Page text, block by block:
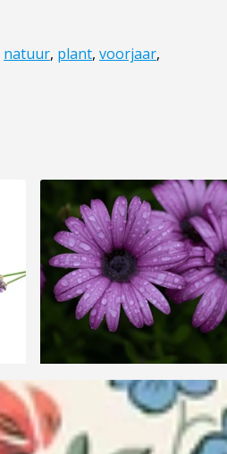
natuur, plant, voorjaar,